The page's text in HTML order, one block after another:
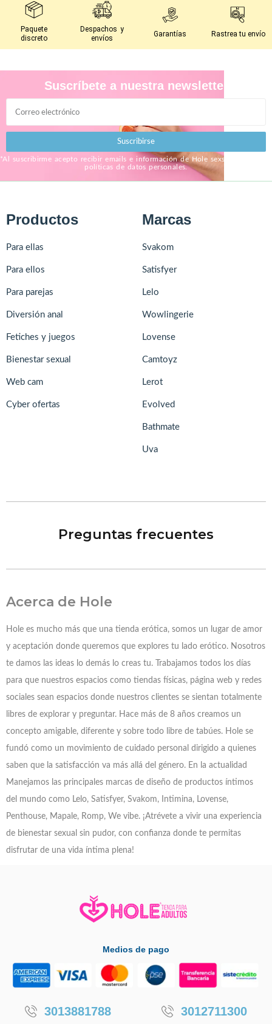
Paquete
discreto
Despachos y
envíos
Garantías Rastrea tu envío
Suscríbete a nuestra newsletter
Suscribirse
*Al suscribirme acepto recibir emails e información de Hole sexshop, bajo sus
políticas de datos personales.
Productos
Para ellas
Para ellos
Para parejas
Diversión anal
Fetiches y juegos
Bienestar sexual
Web cam
Cyber ofertas
Marcas
Svakom
Satisfyer
Lelo
Wowlingerie
Lovense
Camtoyz
Lerot
Evolved
Bathmate
Uva
Preguntas frecuentes
Acerca de Hole
Hole es mucho más que una tienda erótica, somos un lugar de amor
y aceptación donde queremos que explores tu lado erótico. Nosotros
te damos las ideas lo demás lo creas tu. Trabajamos todos los días
para que nuestros espacios como tiendas físicas, página web y redes
sociales sean espacios donde nuestros clientes se sientan totalmente
libres de explorar y preguntar. Hace más de 8 años creamos un
concepto amigable, diferente y sobre todo libre de tabúes. Hole se
fundó como un movimiento de cuidado personal dirigido a quienes
saben que la satisfacción va más allá del género. En la actualidad
Manejamos las principales marcas de diseño de productos íntimos
del mundo como Lelo, Satisfyer, Svakom, Intimina, Lovense,
Penthouse, Mapale, Romp, We vibe. ¡Atrévete a vivir una experiencia
de bienestar sexual sin pudor, con confianza donde te permitas
disfrutar de una vida íntima plena!
Medios de pago
3013881788 3012711300